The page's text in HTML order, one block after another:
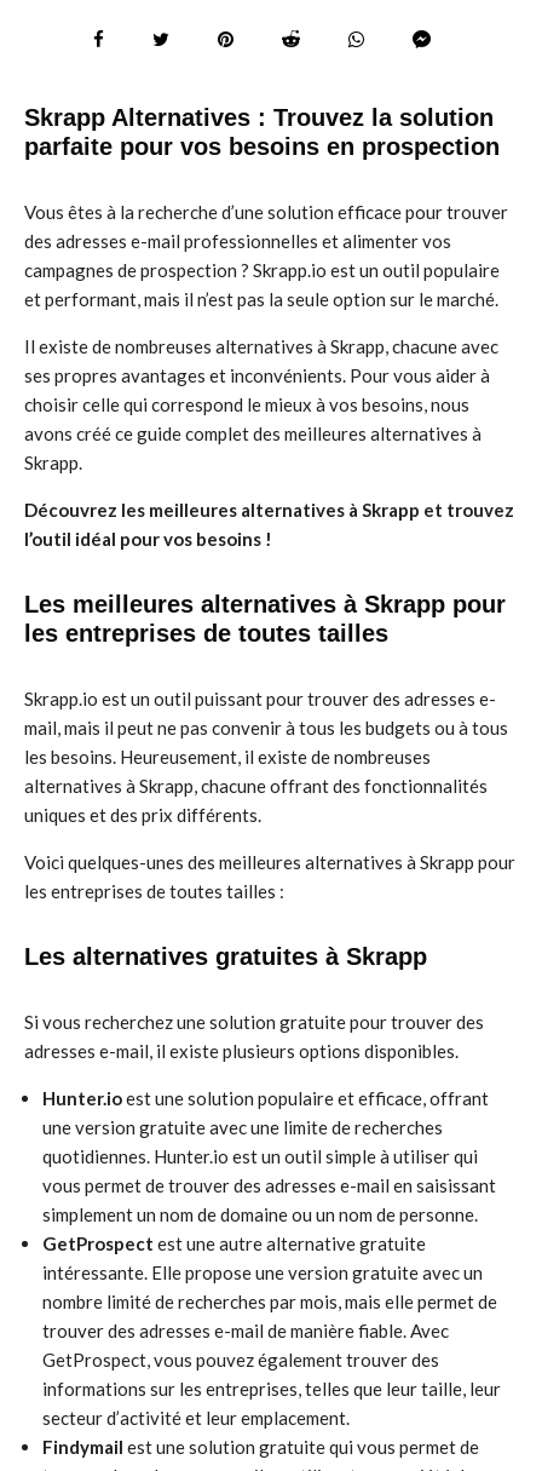
Skrapp Alternatives : Trouvez la solution
parfaite pour vos besoins en prospection
Vous êtes à la recherche d’une solution efficace pour trouver
des adresses e-mail professionnelles et alimenter vos
campagnes de prospection ? Skrapp.io est un outil populaire
et performant, mais il n’est pas la seule option sur le marché.
Il existe de nombreuses alternatives à Skrapp, chacune avec
ses propres avantages et inconvénients. Pour vous aider à
choisir celle qui correspond le mieux à vos besoins, nous
avons créé ce guide complet des meilleures alternatives à
Skrapp.
Découvrez les meilleures alternatives à Skrapp et trouvez
l’outil idéal pour vos besoins !
Les meilleures alternatives à Skrapp pour
les entreprises de toutes tailles
Skrapp.io est un outil puissant pour trouver des adresses e-
mail, mais il peut ne pas convenir à tous les budgets ou à tous
les besoins. Heureusement, il existe de nombreuses
alternatives à Skrapp, chacune offrant des fonctionnalités
uniques et des prix différents.
Voici quelques-unes des meilleures alternatives à Skrapp pour
les entreprises de toutes tailles :
Les alternatives gratuites à Skrapp
Si vous recherchez une solution gratuite pour trouver des
adresses e-mail, il existe plusieurs options disponibles.
Hunter.ioest une solution populaire et efficace, offrant
une version gratuite avec une limite de recherches
quotidiennes. Hunter.io est un outil simple à utiliser qui
vous permet de trouver des adresses e-mail en saisissant
simplement un nom de domaine ou un nom de personne.
GetProspect est une autre alternative gratuite
intéressante. Elle propose une version gratuite avec un
nombre limité de recherches par mois, mais elle permet de
trouver des adresses e-mail de manière fiable. Avec
GetProspect, vous pouvez également trouver des
informations sur les entreprises, telles que leur taille, leur
secteur d’activité et leur emplacement.
Findymail est une solution gratuite qui vous permet de